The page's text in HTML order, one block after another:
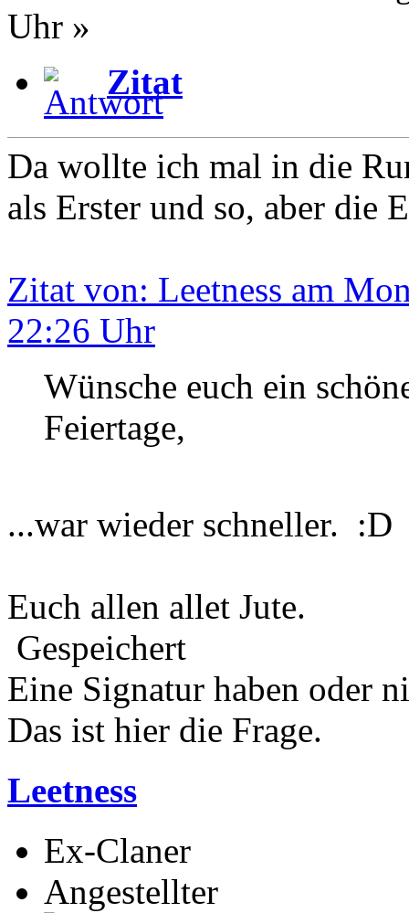
Uhr »
Zitat
Da wollte ich mal in die
als Erster und so, aber die
Zitat von: Leetness am
22:26 Uhr
Wünsche euch ein
Feiertage,
...war wieder schneller. :D
Euch allen allet Jute.
Gespeichert
Eine Signatur haben oder
Das ist hier die Frage.
Leetness
Ex-Claner
Angestellter